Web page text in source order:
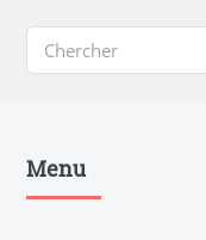
Menu